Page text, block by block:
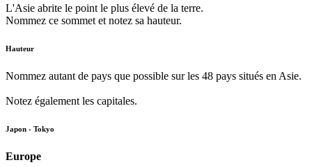
L'Asie abrite le point le plus élevé de la terre.
Nommez ce sommet et notez sa hauteur.
Hauteur
Nommez autant de pays que possible sur les 48 pays situés en Asie.
Notez également les capitales.
Japon - Tokyo
Europe